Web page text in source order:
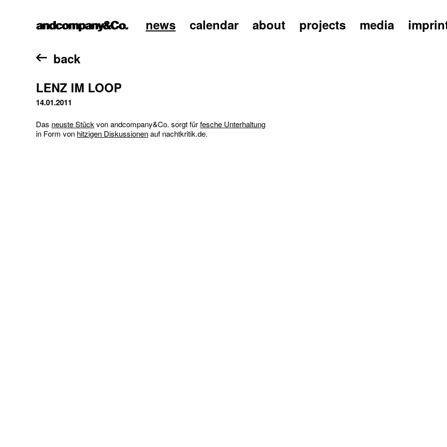
home news calendar about projects media
back
LENZ IM LOOP
14.01.2011
Das neuste Stück von andcompany&Co. sorgt fürfesche Unterhaltung
in Form von hitzigen Diskussionenauf nachtkritik.de.